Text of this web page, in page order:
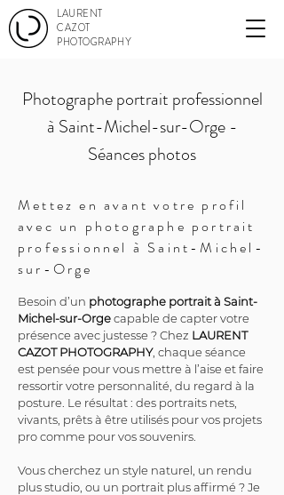
LAURENT
CAZOT
PHOTOGRAPHY
Photographe portrait professionnel
à Saint-Michel-sur-Orge -
Séances photos
Mettez en avant votre profil
avec un photographe portrait
professionnel à Saint-Michel-
sur-Orge
Besoin d’un photographe portrait à Saint-
Michel-sur-Orge capable de capter votre
présence avec justesse ? Chez LAURENT
CAZOT PHOTOGRAPHY, chaque séance
est pensée pour vous mettre à l’aise et faire
ressortir votre personnalité, du regard à la
posture. Le résultat : des portraits nets,
vivants, prêts à être utilisés pour vos projets
pro comme pour vos souvenirs.
Vous cherchez un style naturel, un rendu
plus studio, ou un portrait plus affirmé ? Je